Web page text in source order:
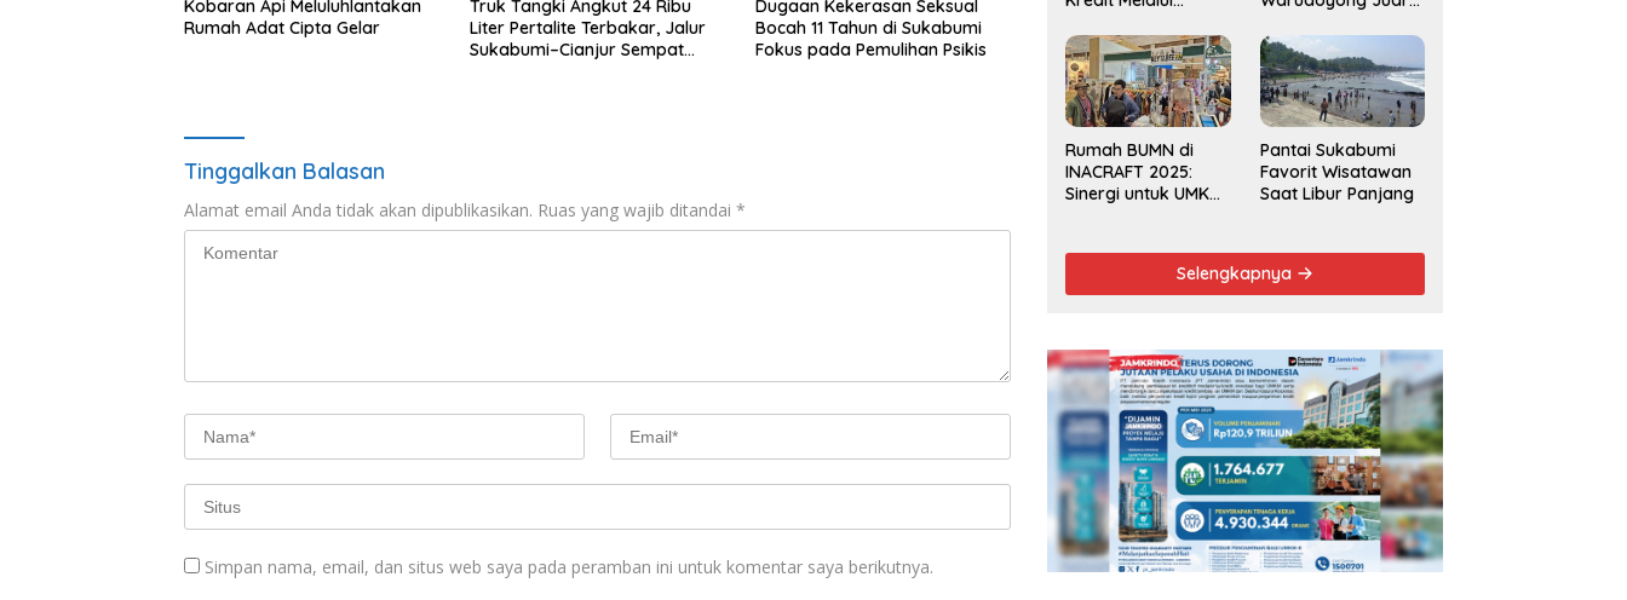
Kobaran Api Meluluhlantakan
Rumah Adat Cipta Gelar
Truk Tangki Angkut 24 Ribu
Liter Pertalite Terbakar, Jalur
Sukabumi–Cianjur Sempat
Dugaan Kekerasan Seksual
Bocah 11 Tahun di Sukabumi
Fokus pada Pemulihan Psikis
Tinggalkan Balasan
Alamat email Anda tidak akan dipublikasikan. Ruas yang wajib ditandai *
Simpan nama, email, dan situs web saya pada peramban ini untuk komentar saya berikutnya.
Jamkrindo
Musrenbang
Kecamatan 2025
Rumah BUMN di
INACRAFT 2025:
Sinergi untuk UMKM
Pantai Sukabumi
Favorit Wisatawan
Saat Libur Panjang
Selengkapnya